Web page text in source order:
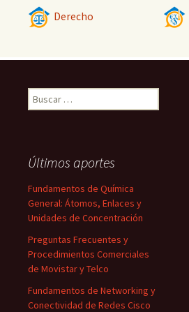
Derecho
Buscar:
Últimos aportes
Fundamentos de Química
General: Átomos, Enlaces y
Unidades de Concentración
Preguntas Frecuentes y
Procedimientos Comerciales
de Movistar y Telco
Fundamentos de Networking y
Conectividad de Redes Cisco